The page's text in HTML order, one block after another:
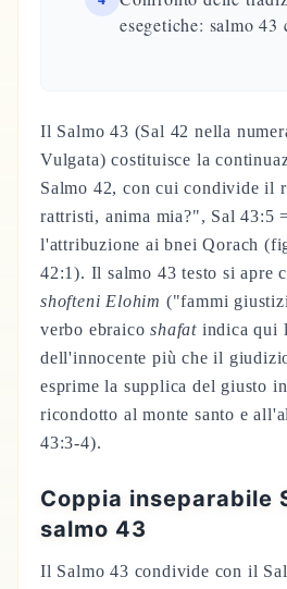
esegetiche: salmo 43
Il Salmo 43 (Sal 42 nella
Vulgata) costituisce la
Salmo 42, con cui condivide il
rattristi, anima mia?", Sal 43:5
l'attribuzione ai bnei Qorach
42:1). Il salmo 43 testo si apre
shofteni Elohim ("fammi
verbo ebraicoshafat indica qui
dell'innocente più che il
esprime la supplica del giusto
ricondotto al monte santo e
43:3-4).
Coppia inseparabile
salmo 43
Il Salmo 43 condivide con il